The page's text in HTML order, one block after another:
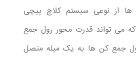
از نوعی سیستم کلاچ پیچی
می تواند قدرت محور رول جمع
جمع کن ها به یک میله متصل